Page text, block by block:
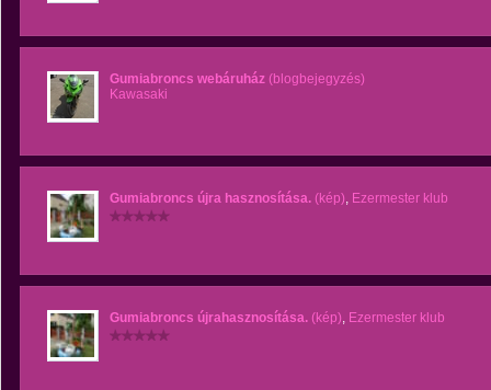
Gumiabroncs webáruház (blogbejegyzés)
Kawasaki
Gumiabroncs újra hasznosítása. (kép), Ezermester klub
Gumiabroncs újrahasznosítása. (kép), Ezermester klub